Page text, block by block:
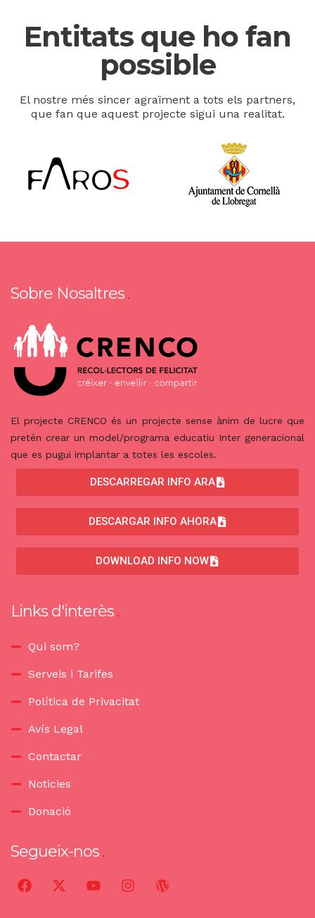
Entitats que ho fan
possible
El nostre més sincer agraïment a tots els partners,
que fan que aquest projecte sigui una realitat.
Sobre Nosaltres
El projecte CRENCO és un projecte sense ànim de lucre que
pretén crear un model/programa educatiu Inter generacional
que es pugui implantar a totes les escoles.
DESCARREGAR INFO ARA
DESCARGAR INFO AHORA
DOWNLOAD INFO NOW
Links d'interès
Qui som?
Serveis i Tarifes
Política de Privacitat
Avís Legal
Contactar
Noticies
Donació
Segueix-nos